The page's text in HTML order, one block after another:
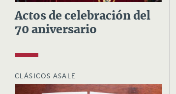
Actos de celebración del
70 aniversario
CLÁSICOS ASALE